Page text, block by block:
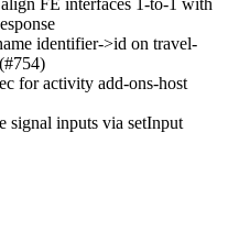
identifier->id on travel-
for activity add-ons-host
signal inputs via setInput